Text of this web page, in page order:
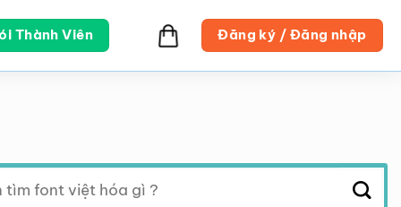
Thành Viên Đăng ký / Đăng nhập